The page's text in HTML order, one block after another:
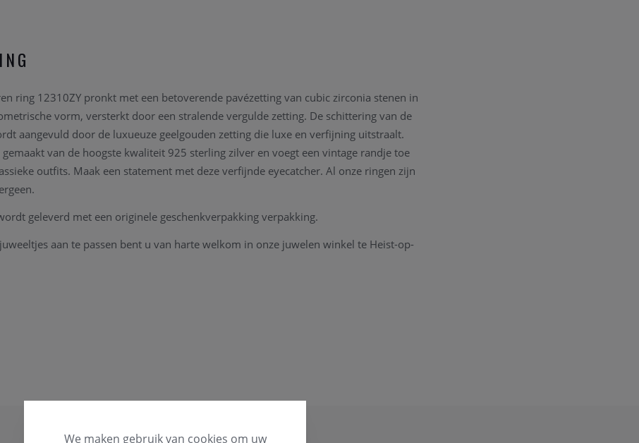
ring 12310ZY pronkt met een betoverende pavézetting van cubic zirconia stenen in
vorm, versterkt door een stralende vergulde zetting. De schittering van de
aangevuld door de luxueuze geelgouden zetting die luxe en verfijning uitstraalt.
van de hoogste kwaliteit 925 sterling zilver en voegt een vintage randje toe
outfits. Maak een statement met deze verfijnde eyecatcher. Al onze ringen zijn
geleverd met een originele geschenkverpakking verpakking.
aan te passen bent u van harte welkom in onze juwelen winkel te Heist-op-
We maken gebruik van cookies om uw